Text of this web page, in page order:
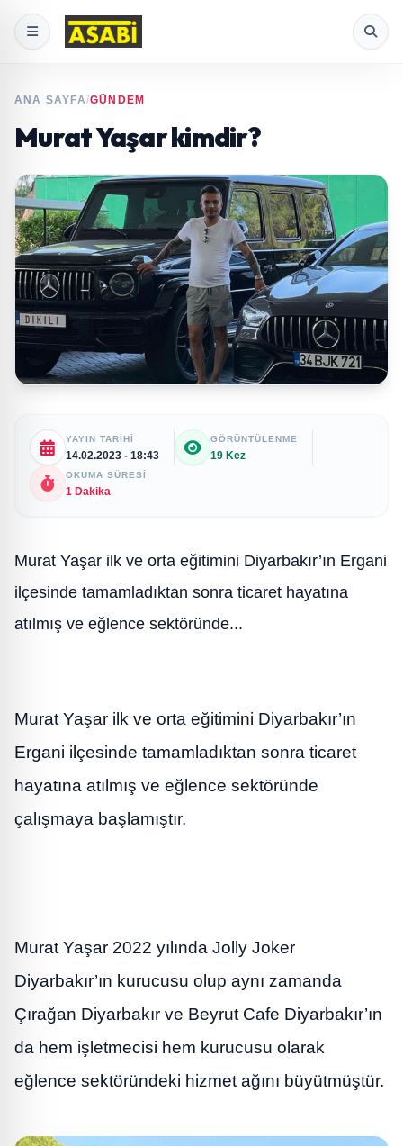
ANA SAYFA/GÜNDEM
Murat Yaşar kimdir?
YAYIN TARIHI
14.02.2023 - 18:43
GÖRÜNTÜLENME
19 Kez
OKUMA SÜRESI
1 Dakika
Murat Yaşar ilk ve orta eğitimini Diyarbakır’ın Ergani
ilçesinde tamamladıktan sonra ticaret hayatına
atılmış ve eğlence sektöründe...
Murat Yaşar ilk ve orta eğitimini Diyarbakır’ın
Ergani ilçesinde tamamladıktan sonra ticaret
hayatına atılmış ve eğlence sektöründe
çalışmaya başlamıştır.
Murat Yaşar 2022 yılında Jolly Joker
Diyarbakır’ın kurucusu olup aynı zamanda
Çırağan Diyarbakır ve Beyrut Cafe Diyarbakır’ın
da hem işletmecisi hem kurucusu olarak
eğlence sektöründeki hizmet ağını büyütmüştür.